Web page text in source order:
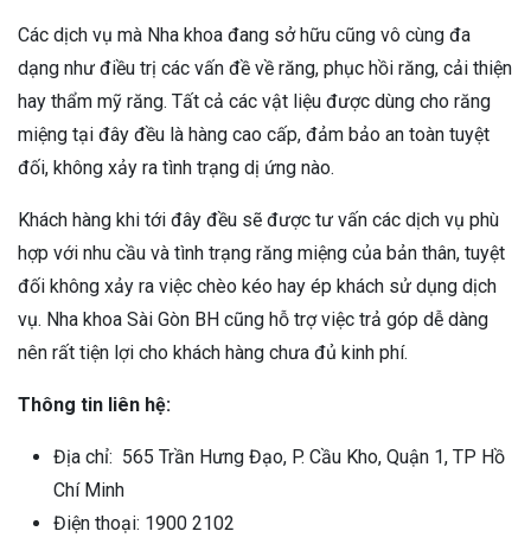
Các dịch vụ mà Nha khoa đang sở hữu cũng vô cùng đa
dạng như điều trị các vấn đề về răng, phục hồi răng, cải thiện
hay thẩm mỹ răng. Tất cả các vật liệu được dùng cho răng
miệng tại đây đều là hàng cao cấp, đảm bảo an toàn tuyệt
đối, không xảy ra tình trạng dị ứng nào.
Khách hàng khi tới đây đều sẽ được tư vấn các dịch vụ phù
hợp với nhu cầu và tình trạng răng miệng của bản thân, tuyệt
đối không xảy ra việc chèo kéo hay ép khách sử dụng dịch
vụ. Nha khoa Sài Gòn BH cũng hỗ trợ việc trả góp dễ dàng
nên rất tiện lợi cho khách hàng chưa đủ kinh phí.
Thông tin liên hệ:
Địa chỉ: 565 Trần Hưng Đạo, P. Cầu Kho, Quận 1, TP Hồ
Chí Minh
Điện thoại: 1900 2102